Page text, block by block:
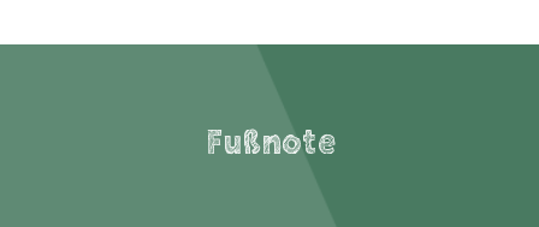
Fußnote